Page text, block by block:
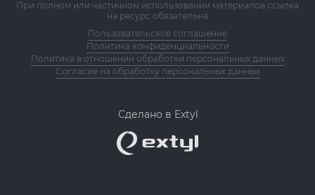
При полном или частичном использовании материалов ссылка
на ресурс обязательна
Пользовательское соглашение
Политика конфиденциальности
Политика в отношении обработки персональных данных
Согласие на обработку персональных данных
Сделано в Extyl